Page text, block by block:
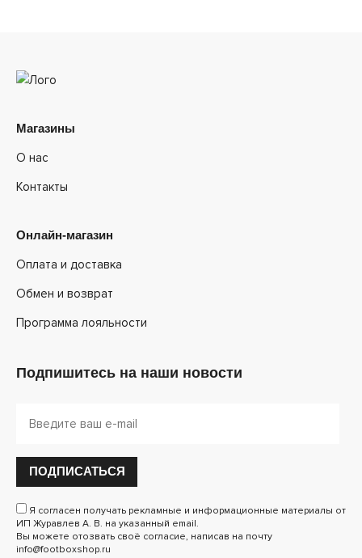
Магазины
О нас
Контакты
Онлайн-магазин
Оплата и доставка
Обмен и возврат
Программа лояльности
Подпишитесь на наши новости
ПОДПИСАТЬСЯ
Я согласен получать рекламные и информационные материалы от
ИП Журавлев А. В. на указанный email.
Вы можете отозвать своё согласие, написав на почту
info@footboxshop.ru